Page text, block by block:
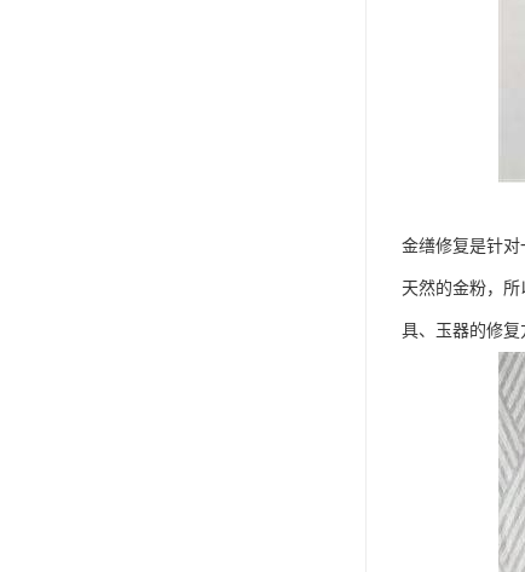
金缮修复是针
天然的金粉，
具、玉器的修复